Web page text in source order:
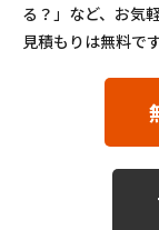
る？」など、お気
見積もりは無料です